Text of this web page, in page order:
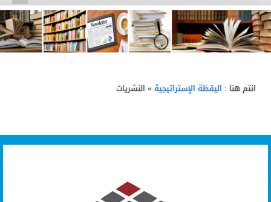
انتم هنا : ﺍﻟﻴﻘﻈﺔ ﺍﻹﺳﺘﺮﺍﺗﻴﺠﻴﺔ» النشريات